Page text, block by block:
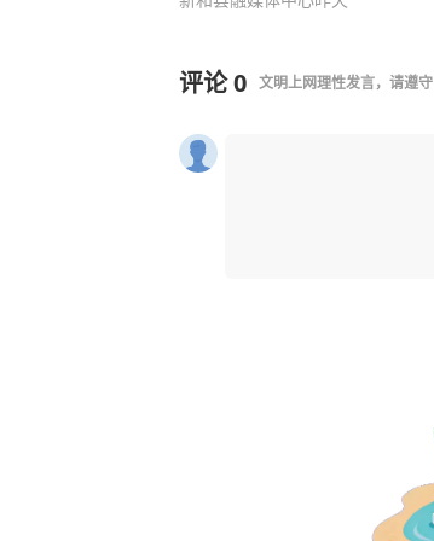
评论0 文明上网理性发言，请遵守